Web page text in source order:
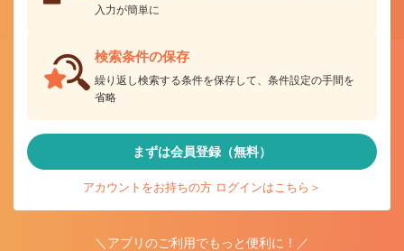
入力が簡単に
検索条件の保存
繰り返し検索する条件を保存して、条件設定の手間を
省略
まずは会員登録（無料）
アカウントをお持ちの方 ログインはこちら＞
＼アプリのご利用でもっと便利に！／